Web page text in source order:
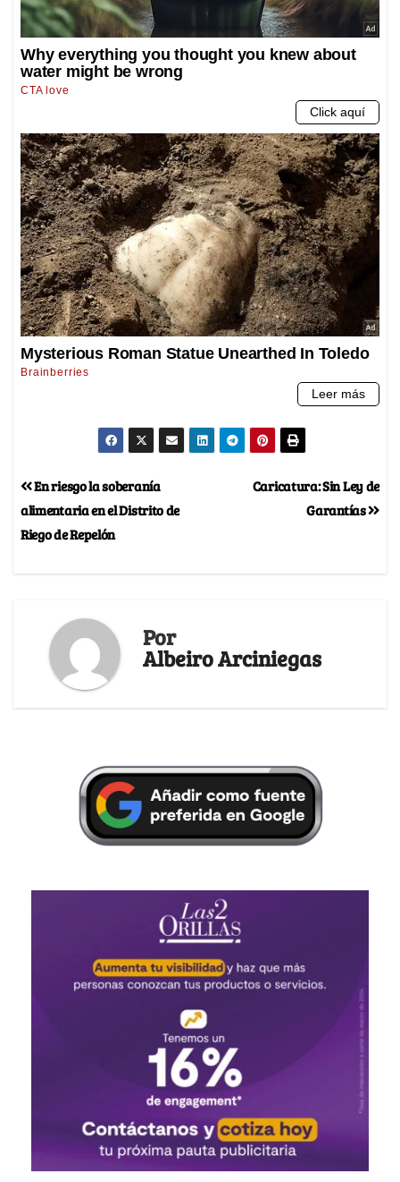
Caricatura: Sin Ley de
Garantías
En riesgo la soberanía
alimentaria en el Distrito de
Riego de Repelón
Por
Albeiro Arciniegas